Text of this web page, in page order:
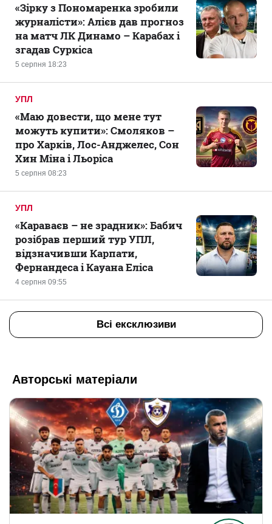
5 серпня 18:23
«Зірку з Пономаренка зробили
журналісти»: Алієв дав прогноз
на матч ЛК Динамо – Карабах і
згадав Суркіса
УПЛ
5 серпня 08:23
«Маю довести, що мене тут
можуть купити»: Смоляков –
про Харків, Лос-Анджелес, Сон
Хин Міна і Льоріса
УПЛ
4 серпня 09:55
«Караваєв – не зрадник»: Бабич
розібрав перший тур УПЛ,
відзначивши Карпати,
Фернандеса і Кауана Еліса
Всі ексклюзиви
Авторські матеріали